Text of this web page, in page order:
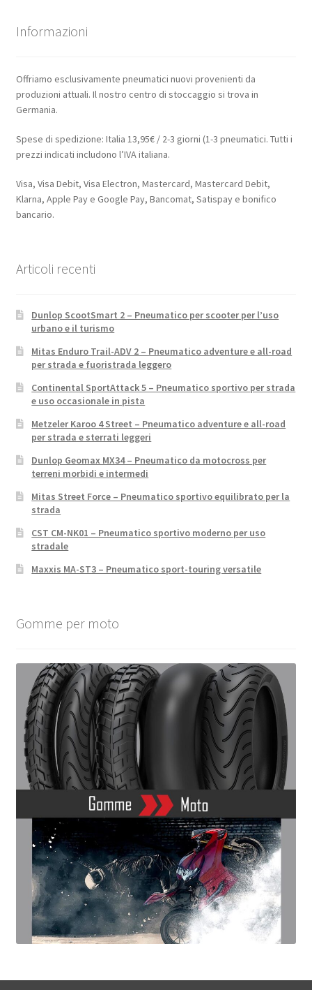
Informazioni
Offriamo esclusivamente pneumatici nuovi provenienti da
produzioni attuali. Il nostro centro di stoccaggio si trova in
Germania.
Spese di spedizione: Italia 13,95€ / 2-3 giorni (1-3 pneumatici. Tutti i
prezzi indicati includono l’IVA italiana.
Visa, Visa Debit, Visa Electron, Mastercard, Mastercard Debit,
Klarna, Apple Pay e Google Pay, Bancomat, Satispay e bonifico
bancario.
Articoli recenti
Dunlop ScootSmart 2 – Pneumatico per scooter per l’uso
urbano e il turismo
Mitas Enduro Trail-ADV 2 – Pneumatico adventure e all-road
per strada e fuoristrada leggero
Continental SportAttack 5 – Pneumatico sportivo per strada
e uso occasionale in pista
Metzeler Karoo 4 Street – Pneumatico adventure e all-road
per strada e sterrati leggeri
Dunlop Geomax MX34 – Pneumatico da motocross per
terreni morbidi e intermedi
Mitas Street Force – Pneumatico sportivo equilibrato per la
strada
CST CM-NK01 – Pneumatico sportivo moderno per uso
stradale
Maxxis MA-ST3 – Pneumatico sport-touring versatile
Gomme per moto